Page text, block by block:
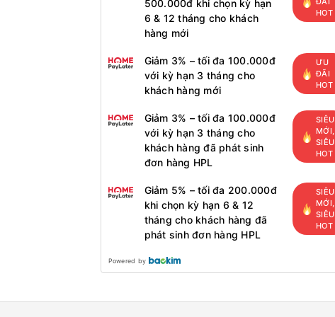
500.000đ khi chọn kỳ hạn
6 & 12 tháng cho khách
hàng mới
HOT
Giảm 3% – tối đa 100.000đ
với kỳ hạn 3 tháng cho
khách hàng mới
ƯU
ĐÃI
HOT
Giảm 3% – tối đa 100.000đ
với kỳ hạn 3 tháng cho
khách hàng đã phát sinh
đơn hàng HPL
SIÊU
MỚI,
SIÊU
HOT
Giảm 5% – tối đa 200.000đ
khi chọn kỳ hạn 6 & 12
tháng cho khách hàng đã
phát sinh đơn hàng HPL
SIÊU
MỚI,
SIÊU
HOT
Powered by